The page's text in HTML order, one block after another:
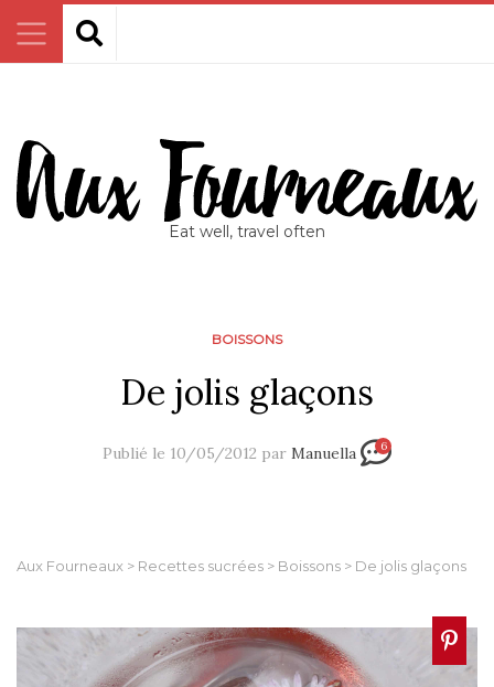
Eat well, travel often
BOISSONS
De jolis glaçons
Publié le 10/05/2012 par Manuella 6
Aux Fourneaux > Recettes sucrées > Boissons > De jolis glaçons